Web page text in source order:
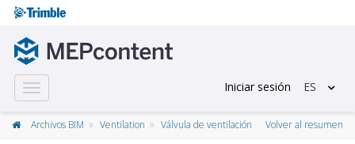
Toggle
navigation
Iniciar sesión ES
Archivos BIM Ventilation Válvula de ventilación Volver al resumen